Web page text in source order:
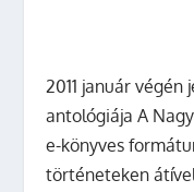
2011 január
antológiája A
e-könyves
történeteken